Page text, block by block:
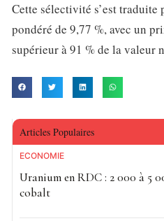
Cette sélectivité s’est traduite
pondéré de 9,77 %, avec un
supérieur à 91 % de la valeur
Articles Populaires
ECONOMIE
Uranium en RDC : 2 000 à 5
cobalt